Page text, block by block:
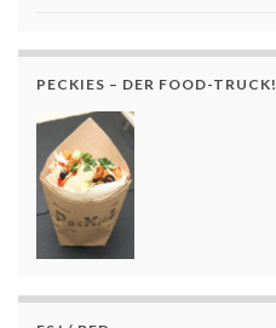
PECKIES – DER FOOD-TRUCK!